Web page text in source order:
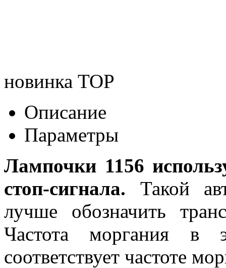
новинка TOP
Описание
Параметры
Лампочки 1156
стоп-сигнала. Такой
лучше обозначить
Частота моргания в
соответствует частоте